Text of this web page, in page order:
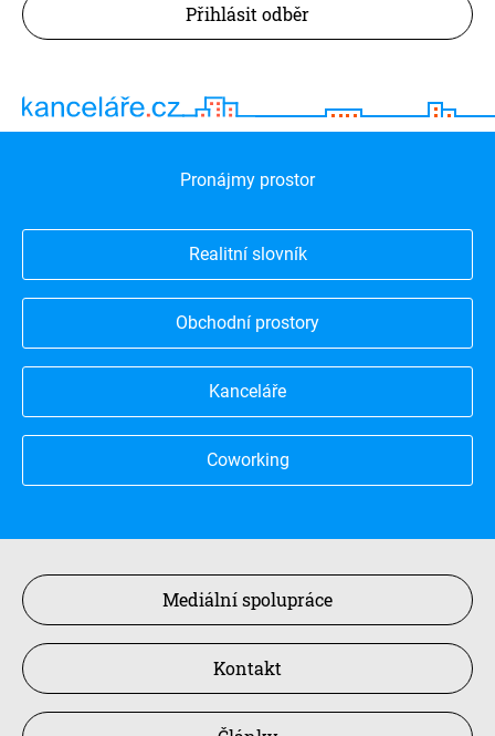
Přihlásit odběr
Pronájmy prostor
Realitní slovník
Obchodní prostory
Kanceláře
Coworking
Mediální spolupráce
Kontakt